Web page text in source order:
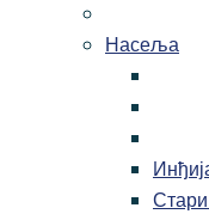
Насеља